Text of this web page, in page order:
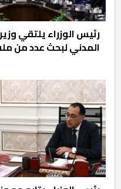
رئيس الوزراء يلتقي
المدني لبحث عدد من